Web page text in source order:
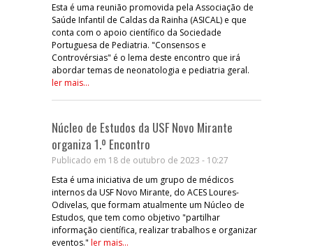
Esta é uma reunião promovida pela Associação de
Saúde Infantil de Caldas da Rainha (ASICAL) e que
conta com o apoio científico da Sociedade
Portuguesa de Pediatria. "Consensos e
Controvérsias" é o lema deste encontro que irá
abordar temas de neonatologia e pediatria geral.
ler mais...
Núcleo de Estudos da USF Novo Mirante
organiza 1.º Encontro
Publicado em 18 de outubro de 2023 - 10:27
Esta é uma iniciativa de um grupo de médicos
internos da USF Novo Mirante, do ACES Loures-
Odivelas, que formam atualmente um Núcleo de
Estudos, que tem como objetivo "partilhar
informação científica, realizar trabalhos e organizar
eventos." ler mais...